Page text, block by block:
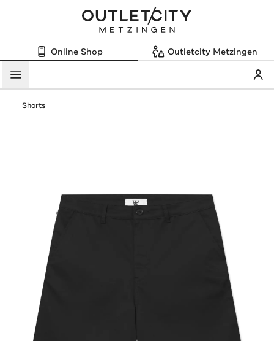
Online Shop Outletcity Metzingen
Menü
Shorts